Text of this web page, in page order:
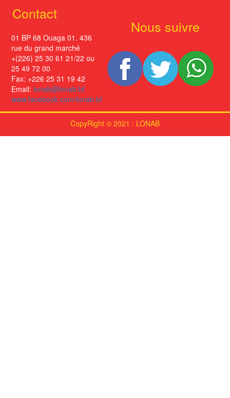
Contact
01 BP 68 Ouaga 01. 436
rue du grand marché
+(226) 25 30 61 21/22 ou
25 49 72 00
Fax: +226 25 31 19 42
Email: lonab@lonab.bf
www.facebook.com/lonab.bf
Nous suivre
CopyRight © 2021 : LONAB